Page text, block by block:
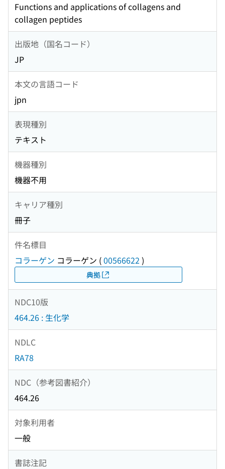
Functions and applications of collagens and
collagen peptides
出版地（国名コード）
JP
本文の言語コード
jpn
表現種別
テキスト
機器種別
機器不用
キャリア種別
冊子
件名標目
コラーゲン コラーゲン (00566622 )
典拠
NDC10版
464.26 : 生化学
NDLC
RA78
NDC（参考図書紹介）
464.26
対象利用者
一般
書誌注記